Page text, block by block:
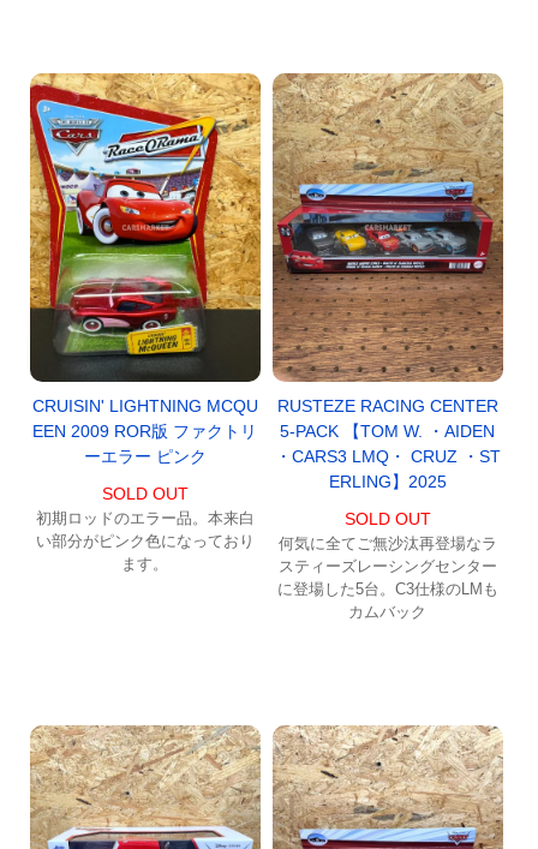
CRUISIN' LIGHTNING MCQU
EEN 2009 ROR版 ファクトリ
ーエラー ピンク
SOLD OUT
初期ロッドのエラー品。本来白
い部分がピンク色になっており
ます。
RUSTEZE RACING CENTER
5-PACK 【TOM W. ・AIDEN
・CARS3 LMQ・ CRUZ ・ST
ERLING】2025
SOLD OUT
何気に全てご無沙汰再登場なラ
スティーズレーシングセンター
に登場した5台。C3仕様のLMも
カムバック